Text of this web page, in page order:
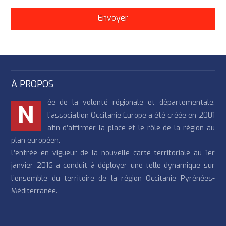
À PROPOS
N
ée de la volonté régionale et départementale,
l’association Occitanie Europe a été créée en 2001
afin d’affirmer la place et le rôle de la région au
plan européen.
L’entrée en vigueur de la nouvelle carte territoriale au 1er
janvier 2016 a conduit à déployer une telle dynamique sur
l’ensemble du territoire de la région Occitanie Pyrénées-
Méditerranée.